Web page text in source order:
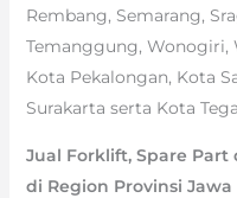
Rembang, Semarang,
Temanggung, Wonogiri,
Kota Pekalongan, Kota
Surakarta serta Kota
Jual Forklift, Spare Part
di Region Provinsi Jawa